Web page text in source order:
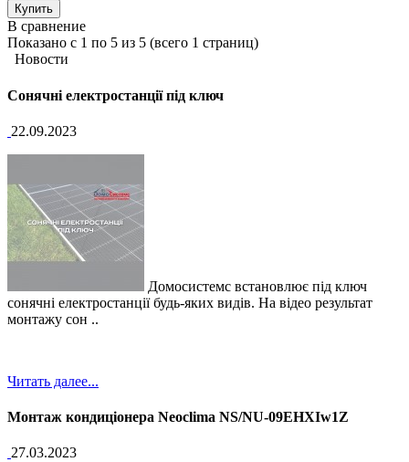
В сравнение
Показано с 1 по 5 из 5 (всего 1 страниц)
Новости
Сонячні електростанції під ключ
22.09.2023
Домосистемс встановлює під ключ
сонячні електростанції будь-яких видів. На відео результат
монтажу сон ..
Читать далее...
Монтаж кондиціонера Neoclima NS/NU-09EHXIw1Z
27.03.2023